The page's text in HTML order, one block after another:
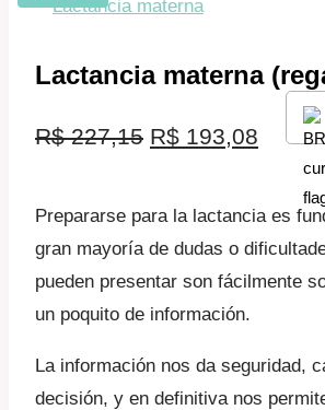
Lactancia materna
R$227,15 El
original
era:
R$ 227,15.
R$ 193,08
precio
actual
es:
Prepararse para la lactancia es
gran mayoría de dudas o
pueden presentar son fácilmente
un poquito de información.
La información nos da seguridad,
decisión, y en definitiva nos